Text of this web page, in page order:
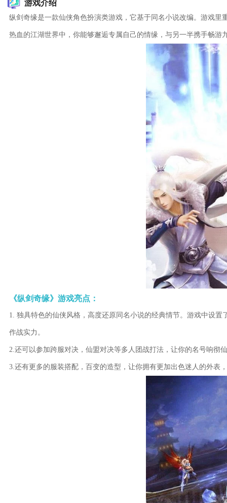
游戏介绍
纵剑奇缘是一款仙侠角色扮演类游戏，它基于同名小说改编。游戏
热血的江湖世界中，你能够邂逅专属自己的情缘，与另一半携手畅
《纵剑奇缘》游戏亮点：
1. 独具特色的仙侠风格，高度还原同名小说的经典情节。游戏中设
作战实力。
2.还可以参加跨服对决，仙盟对决等多人团战打法，让你的名号响彻
3.还有更多的服装搭配，百变的造型，让你拥有更加出色迷人的外表